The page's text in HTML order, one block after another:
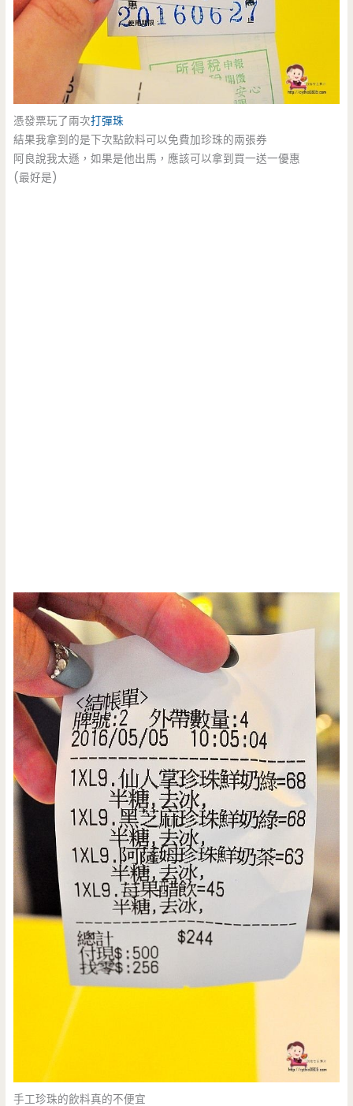
憑發票玩了兩次打彈珠
結果我拿到的是下次點飲料可以免費加珍珠的兩張券
阿良說我太遜，如果是他出馬，應該可以拿到買一送一優惠
(最好是)
手工珍珠的飲料真的不便宜